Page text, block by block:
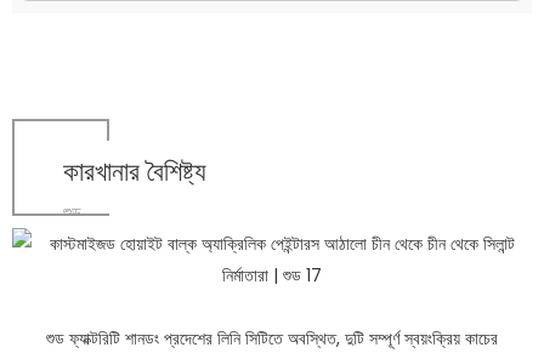
কারখানার বৈশিষ্ট্য
শুড
শুড ফ্যাক্টরিটি শানডং প্রদেশের লিনি সিটিতে অবস্থিত, দুটি সম্পূর্ণ স্বয়ংক্রিয় কাচের